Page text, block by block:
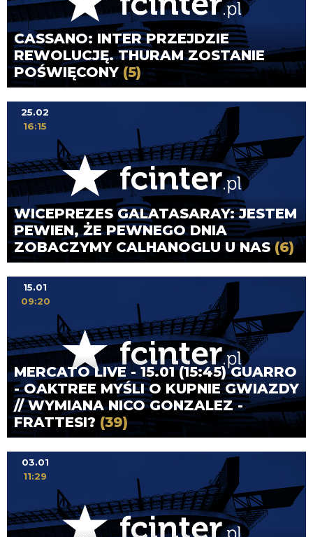
CASSANO: INTER PRZEJDZIE
REWOLUCJĘ. THURAM ZOSTANIE
POŚWIĘCONY (5)
WICEPREZES GALATASARAY: JESTEM
PEWIEN, ŻE PEWNEGO DNIA
ZOBACZYMY CALHANOGLU U NAS(6)
25.02
16:15
MERCATO LIVE - 15.01 (15:45) GUARRO
- OAKTREE MYŚLI O KUPNIE GWIAZDY
// WYMIANA NICO GONZALEZ -
FRATTESI? (39)
15.01
09:20
03.01
11:29